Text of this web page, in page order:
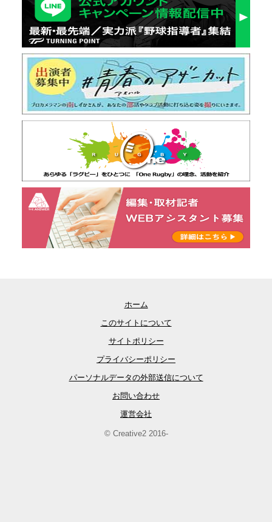
ホーム
このサイトについて
サイトポリシー
プライバシーポリシー
パーソナルデータの外部送信について
お問い合わせ
運営会社
© Creative2 2016-